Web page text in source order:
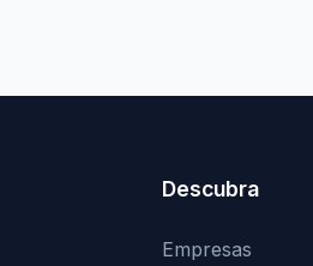
Descubra
Empresas